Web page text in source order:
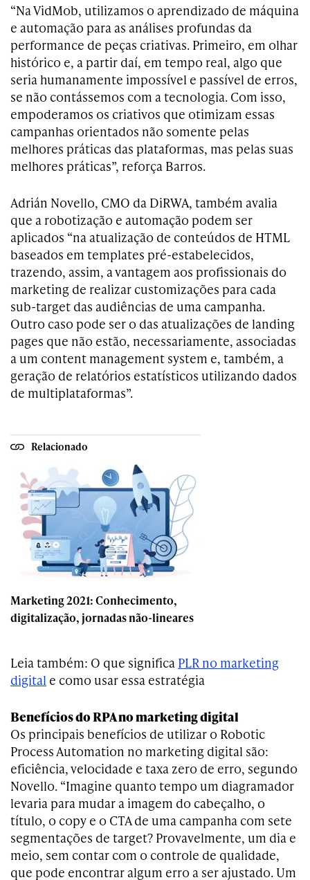
“Na VidMob, utilizamos o aprendizado de máquina
e automação para as análises profundas da
performance de peças criativas. Primeiro, em olhar
histórico e, a partir daí, em tempo real, algo que
seria humanamente impossível e passível de erros,
se não contássemos com a tecnologia. Com isso,
empoderamos os criativos que otimizam essas
campanhas orientados não somente pelas
melhores práticas das plataformas, mas pelas suas
melhores práticas”, reforça Barros.
Adrián Novello, CMO da DiRWA, também avalia
que a robotização e automação podem ser
aplicados “na atualização de conteúdos de HTML
baseados em templates pré-estabelecidos,
trazendo, assim, a vantagem aos profissionais do
marketing de realizar customizações para cada
sub-target das audiências de uma campanha.
Outro caso pode ser o das atualizações de landing
pages que não estão, necessariamente, associadas
a um content management system e, também, a
geração de relatórios estatísticos utilizando dados
de multiplataformas”.
Relacionado
Marketing 2021: Conhecimento,
digitalização, jornadas não-lineares
Leia também: O que significa PLR no marketing
digital e como usar essa estratégia
Benefícios do RPA no marketing digital
Os principais benefícios de utilizar o Robotic
Process Automation no marketing digital são:
eficiência, velocidade e taxa zero de erro, segundo
Novello. “Imagine quanto tempo um diagramador
levaria para mudar a imagem do cabeçalho, o
título, o copy e o CTA de uma campanha com sete
segmentações de target? Provavelmente, um dia e
meio, sem contar com o controle de qualidade,
que pode encontrar algum erro a ser ajustado. Um